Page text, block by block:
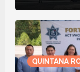
QUINTANA